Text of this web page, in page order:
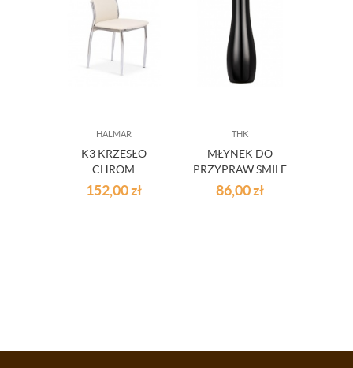
HALMAR
K3 KRZESŁO
CHROM
WANILIOWE
152,00zł
THK
MŁYNEK DO
PRZYPRAW SMILE
86,00zł